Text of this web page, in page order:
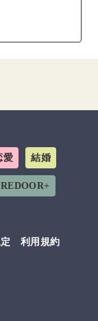
愛 結婚
利用規約